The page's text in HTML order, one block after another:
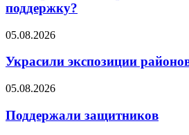
поддержку?
05.08.2026
Украсили экспозиции
05.08.2026
Поддержали защитников